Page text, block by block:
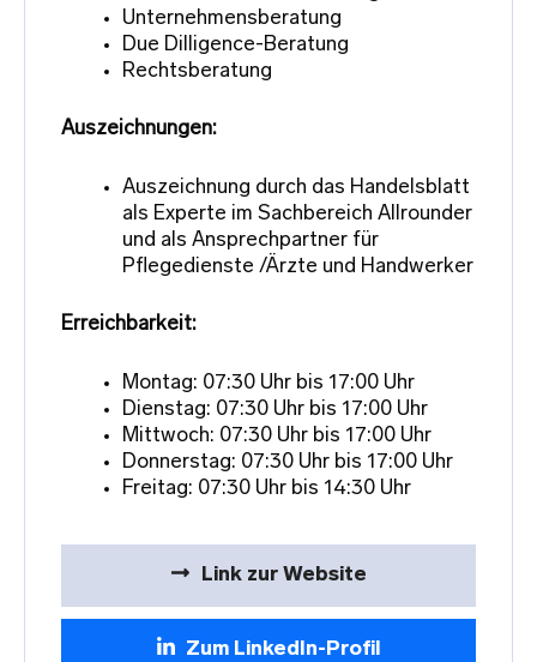
Unternehmensberatung
Due Dilligence-Beratung
Rechtsberatung
Auszeichnungen:
Auszeichnung durch das Handelsblatt
als Experte im Sachbereich Allrounder
und als Ansprechpartner für
Pflegedienste /Ärzte und Handwerker
Erreichbarkeit:
Montag: 07:30 Uhr bis 17:00 Uhr
Dienstag: 07:30 Uhr bis 17:00 Uhr
Mittwoch: 07:30 Uhr bis 17:00 Uhr
Donnerstag: 07:30 Uhr bis 17:00 Uhr
Freitag: 07:30 Uhr bis 14:30 Uhr
Link zur Website
Zum LinkedIn-Profil